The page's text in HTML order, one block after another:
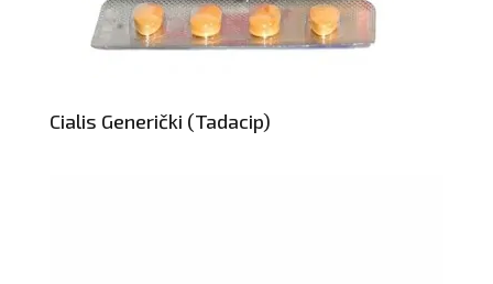
Cialis Generički (Tadacip)